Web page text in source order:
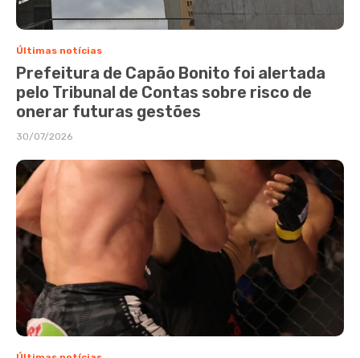
Últimas notícias
Prefeitura de Capão Bonito foi alertada
pelo Tribunal de Contas sobre risco de
onerar futuras gestões
30/07/2026